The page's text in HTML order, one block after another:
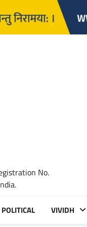
No.
POLITICAL VIVIDH